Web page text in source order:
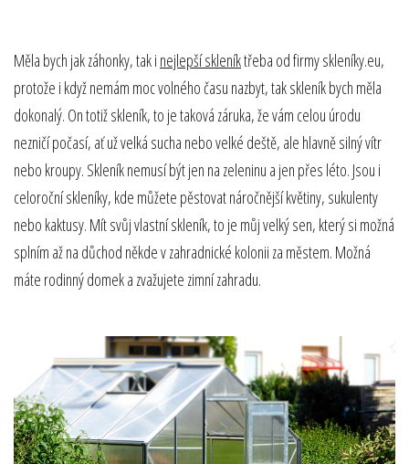
Měla bych jak záhonky, tak i nejlepší skleníktřeba od firmy skleníky.eu,
protože i když nemám moc volného času nazbyt, tak skleník bych měla
dokonalý. On totiž skleník, to je taková záruka, že vám celou úrodu
nezničí počasí, ať už velká sucha nebo velké deště, ale hlavně silný vítr
nebo kroupy. Skleník nemusí být jen na zeleninu a jen přes léto. Jsou i
celoroční skleníky, kde můžete pěstovat náročnější květiny, sukulenty
nebo kaktusy. Mít svůj vlastní skleník, to je můj velký sen, který si možná
splním až na důchod někde v zahradnické kolonii za městem. Možná
máte rodinný domek a zvažujete zimní zahradu.